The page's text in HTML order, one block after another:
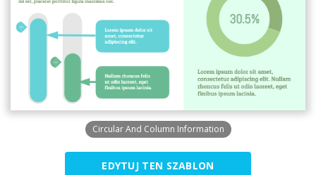
Circular And Column Information
EDYTUJ TEN SZABLON